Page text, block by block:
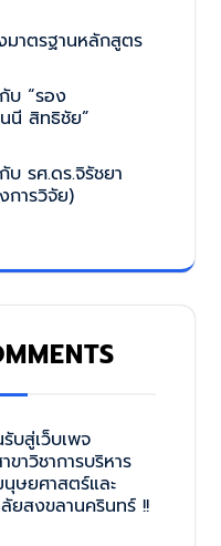
มาตรฐานหลักสูตร
บ “รอง
นี สิทธิชัย”
รศ.ดร.จิรัชยา
การวิจัย)
บสู่เว็บเพจ
าวิชาการบริหาร
ษยศาสตร์และ
ยสงขลานครินทร์ !!